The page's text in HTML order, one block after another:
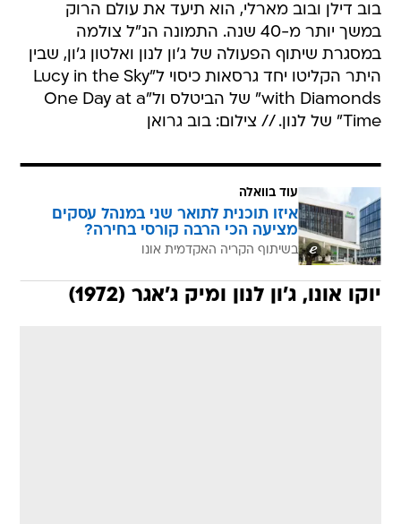
בוב דילן ובוב מארלי, הוא תיעד את עולם הרוק
במשך יותר מ-40 שנה. התמונה הנ"ל צולמה
במסגרת שיתוף הפעולה של ג'ון לנון ואלטון ג'ון, שבין
היתר הקליטו יחד גרסאות כיסוי ל"Lucy in the Sky
with Diamonds" של הביטלס ול"One Day at a
Time" של לנון. // צילום: בוב גרואן
עוד בוואלה
איזו תוכנית לתואר שני במנהל עסקים
מציעה הכי הרבה קורסי בחירה?
בשיתוף הקריה האקדמית אונו
יוקו אונו, ג'ון לנון ומיק ג'אגר (1972)